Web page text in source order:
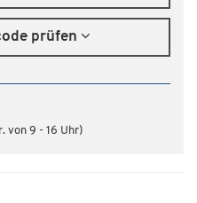
prüfen
von 9 - 16 Uhr)